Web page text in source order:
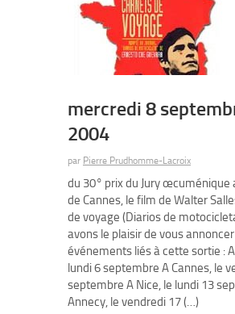
mercredi 8
2004
par Pierre Prudhomme-Lacroix
du 30° prix du Jury œcuménique
de Cannes, le film de Walter
de voyage (Diarios de
avons le plaisir de vous
événements liés à cette sortie :
lundi 6 septembre A Cannes, le
septembre A Nice, le lundi 13
Annecy, le vendredi 17 (…)